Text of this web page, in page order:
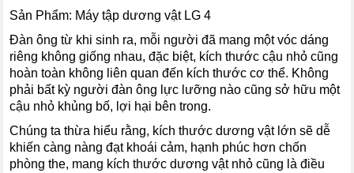
Sản Phẩm: Máy tập dương vật LG 4
Đàn ông từ khi sinh ra, mỗi người đã mang một vóc dáng
riêng không giống nhau, đặc biệt, kích thước cậu nhỏ cũng
hoàn toàn không liên quan đến kích thước cơ thể. Không
phải bất kỳ người đàn ông lực lưỡng nào cũng sở hữu một
cậu nhỏ khủng bố, lợi hại bên trong.
Chúng ta thừa hiểu rằng, kích thước dương vật lớn sẽ dễ
khiến càng nàng đạt khoái cảm, hạnh phúc hơn chốn
phòng the, mang kích thước dương vật nhỏ cũng là điều